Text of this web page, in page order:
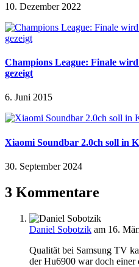
10. Dezember 2022
Champions League: Finale
gezeigt
6. Juni 2015
Xiaomi Soundbar 2.0ch soll in
30. September 2024
3 Kommentare
Daniel Sobotzik am 16.
Qualität bei Samsung TV
der Hu6900 war doch einer